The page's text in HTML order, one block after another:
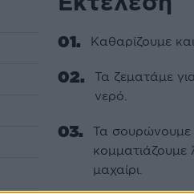
Καθαρίζουμε
Τα ζεματάμε
νερό.
Τα σουρώνουμε
κομματιάζουμε
μαχαίρι.